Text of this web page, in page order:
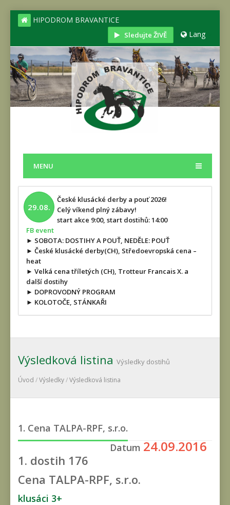
HIPODROM BRAVANTICE
Sledujte ŽIVĚ Lang
MENU
29.08.
České klusácké derby a pouť 2026!
Celý víkend plný zábavy!
start akce 9:00, start dostihů: 14:00
FB event
► SOBOTA: DOSTIHY A POUŤ, NEDĚLE: POUŤ
► České klusácké derby(CH), Středoevropská cena –
heat
► Velká cena tříletých (CH), Trotteur Francais X. a
další dostihy
► DOPROVODNÝ PROGRAM
► KOLOTOČE, STÁNKAŘI
Výsledková listina Výsledky dostihů
Úvod /Výsledky/Výsledková listina
1. Cena TALPA-RPF, s.r.o.
Datum 24.09.2016
1. dostih 176
Cena TALPA-RPF, s.r.o.
klusáci 3+